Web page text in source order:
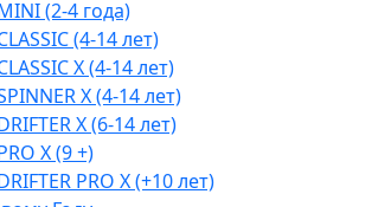
(2-4 года)
(4-14 лет)
X (4-14 лет)
X (4-14 лет)
X (6-14 лет)
X (9 +)
PRO X (+10 лет)